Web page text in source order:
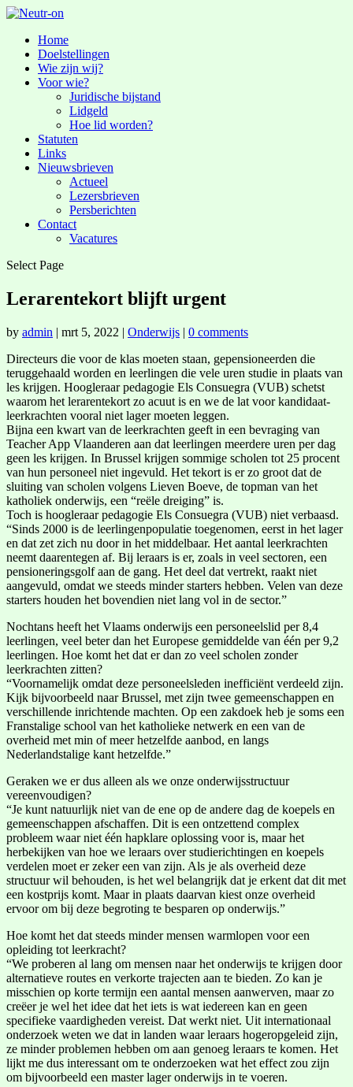
Home
Doelstellingen
Wie zijn wij?
Voor wie?
Juridische bijstand
Lidgeld
Hoe lid worden?
Statuten
Links
Nieuwsbrieven
Actueel
Lezersbrieven
Persberichten
Contact
Vacatures
Select Page
Lerarentekort blijft urgent
by admin | mrt 5, 2022 | Onderwijs | 0 comments
Directeurs die voor de klas moeten staan, gepensioneerden die
teruggehaald worden en leerlingen die vele uren studie in plaats van
les krijgen. Hoogleraar pedagogie Els Consuegra (VUB) schetst
waarom het lerarentekort zo acuut is en we de lat voor kandidaat-
leerkrachten vooral niet lager moeten leggen.
Bijna een kwart van de leerkrachten geeft in een bevraging van
Teacher App Vlaanderen aan dat leerlingen meerdere uren per dag
geen les krijgen. In Brussel krijgen sommige scholen tot 25 procent
van hun personeel niet ingevuld. Het tekort is er zo groot dat de
sluiting van scholen volgens Lieven Boeve, de topman van het
katholiek onderwijs, een “reële dreiging” is.
Toch is hoogleraar pedagogie Els Consuegra (VUB) niet verbaasd.
“Sinds 2000 is de leerlingenpopulatie toegenomen, eerst in het lager
en dat zet zich nu door in het middelbaar. Het aantal leerkrachten
neemt daarentegen af. Bij leraars is er, zoals in veel sectoren, een
pensioneringsgolf aan de gang. Het deel dat vertrekt, raakt niet
aangevuld, omdat we steeds minder starters hebben. Velen van deze
starters houden het bovendien niet lang vol in de sector.”
Nochtans heeft het Vlaams onderwijs een personeelslid per 8,4
leerlingen, veel beter dan het Europese gemiddelde van één per 9,2
leerlingen. Hoe komt het dat er dan zo veel scholen zonder
leerkrachten zitten?
“Voornamelijk omdat deze personeelsleden inefficiënt verdeeld zijn.
Kijk bijvoorbeeld naar Brussel, met zijn twee gemeenschappen en
verschillende inrichtende machten. Op een zakdoek heb je soms een
Franstalige school van het katholieke netwerk en een van de
overheid met min of meer hetzelfde aanbod, en langs
Nederlandstalige kant hetzelfde.”
Geraken we er dus alleen als we onze onderwijsstructuur
vereenvoudigen?
“Je kunt natuurlijk niet van de ene op de andere dag de koepels en
gemeenschappen afschaffen. Dit is een ontzettend complex
probleem waar niet één hapklare oplossing voor is, maar het
herbekijken van hoe we leraars over studierichtingen en koepels
verdelen moet er zeker een van zijn. Als je als overheid deze
structuur wil behouden, is het wel belangrijk dat je erkent dat dit met
een kostprijs komt. Maar in plaats daarvan kiest onze overheid
ervoor om bij deze begroting te besparen op onderwijs.”
Hoe komt het dat steeds minder mensen warmlopen voor een
opleiding tot leerkracht?
“We proberen al lang om mensen naar het onderwijs te krijgen door
alternatieve routes en verkorte trajecten aan te bieden. Zo kan je
misschien op korte termijn een aantal mensen aanwerven, maar zo
creëer je wel het idee dat het iets is wat iedereen kan en geen
specifieke vaardigheden vereist. Dat werkt niet. Uit internationaal
onderzoek weten we dat in landen waar leraars hogeropgeleid zijn,
ze minder problemen hebben om aan genoeg leraars te komen. Het
lijkt me dus interessant om te onderzoeken wat het effect zou zijn
om bijvoorbeeld een master lager onderwijs in te voeren.